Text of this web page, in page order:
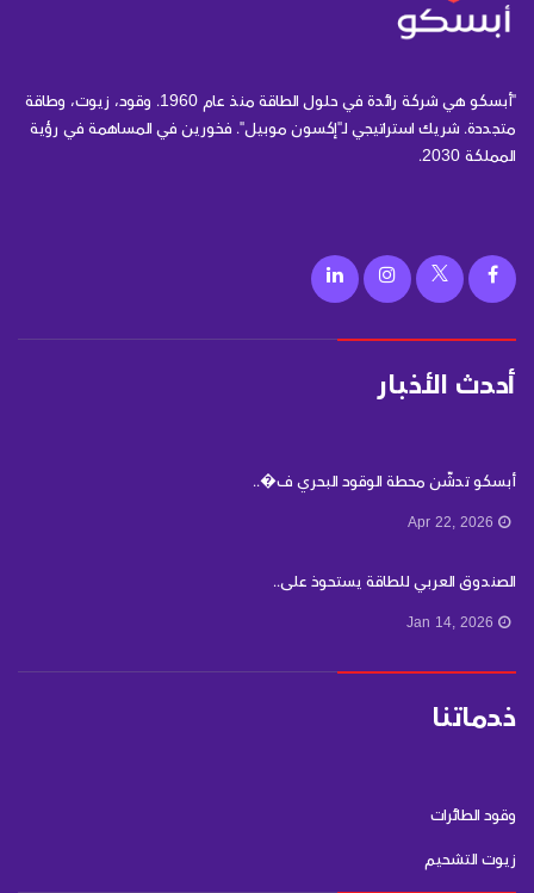
"أبسكو هي شركة رائدة في حلول الطاقة منذ عام 1960. وقود، زيوت، وطاقة
متجددة. شريك استراتيجي لـ"إكسون موبيل". فخورين في المساهمة في رؤية
المملكة 2030.
أحدث الأخبار
أبسكو تدشّن محطة الوقود البحري ف�..
الصندوق العربي للطاقة يستحوذ على..
خدماتنا
وقود الطائرات
زيوت التشحيم